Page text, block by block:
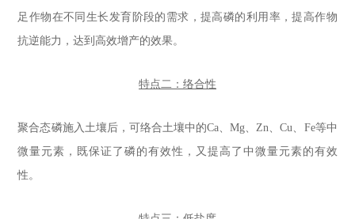
足作物在不同生长发育阶段的需求，提高磷的利用率，提高作物
抗逆能力，达到高效增产的效果。
特点二：络合性
聚合态磷施入土壤后，可络合土壤中的Ca、Mg、Zn、Cu、Fe等中
微量元素，既保证了磷的有效性，又提高了中微量元素的有效
性。